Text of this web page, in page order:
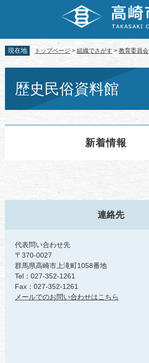
先
頭
で
を
飛
ば
文
現在地 トップページ > 組織でさがす > 教育委員会
歴史民俗資料館
新着情報
連絡先
代表問い合わせ先
〒370-0027
群馬県高崎市上滝町1058番地
Tel：027-352-1261
Fax：027-352-1261
メールでのお問い合わせはこちら